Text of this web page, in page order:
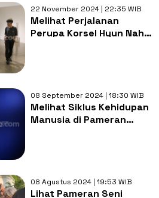
22 November 2024 | 22:35 WIB
Melihat Perjalanan
Perupa Korsel Hyun Nahm
08 September 2024 | 18:30 WIB
Melihat Siklus Kehidupan
Manusia di Pameran
08 Agustus 2024 | 19:53 WIB
Lihat Pameran Seni